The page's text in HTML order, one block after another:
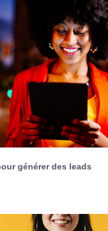
générer des leads